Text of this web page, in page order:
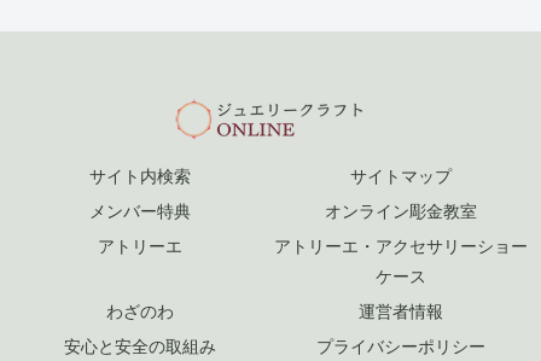
サイト内検索
サイトマップ
メンバー特典
オンライン彫金教室
アトリーエ
アトリーエ・アクセサリーショー
ケース
わざのわ
運営者情報
安心と安全の取組み
プライバシーポリシー